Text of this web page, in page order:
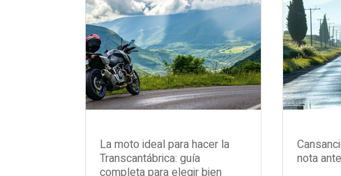
La moto ideal para hacer la
Transcantábrica: guía
completa para elegir bien
nota